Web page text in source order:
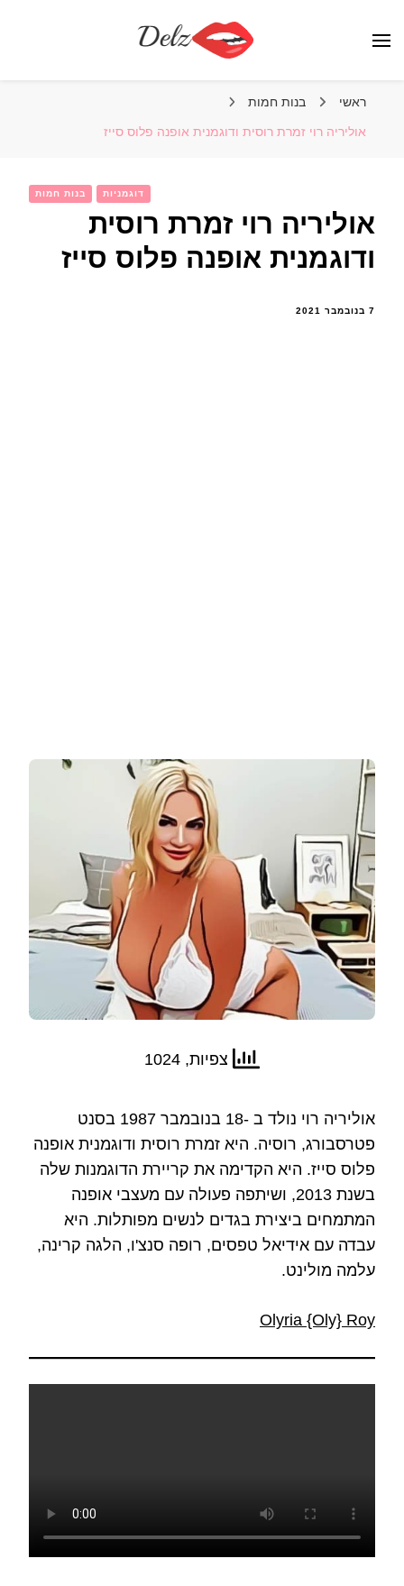
ראשי בנות חמות
אוליריה רוי זמרת רוסית ודוגמנית אופנה פלוס סייז
בנות חמות דוגמניות
אוליריה רוי זמרת רוסית
ודוגמנית אופנה פלוס סייז
7 בנובמבר 2021
צפיות, 1024
אוליריה רוי נולד ב -18 בנובמבר 1987 בסנט
פטרסבורג, רוסיה. היא זמרת רוסית ודוגמנית אופנה
פלוס סייז. היא הקדימה את קריירת הדוגמנות שלה
בשנת 2013, ושיתפה פעולה עם מעצבי אופנה
המתמחים ביצירת בגדים לנשים מפותלות. היא
עבדה עם אידיאל טפסים, רופה סנצ'ו, הלגה קרינה,
עלמה מולינט.
Olyria {Oly} Roy